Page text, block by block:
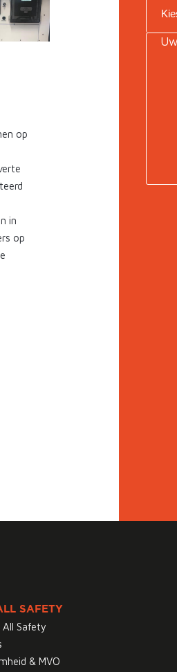
op
in
op
SAFETY
All Safety
& MVO